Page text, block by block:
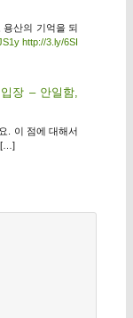
용산의 기억을 되
http://3.ly/6SI
장 – 안일함,
. 이 점에 대해서
[…]